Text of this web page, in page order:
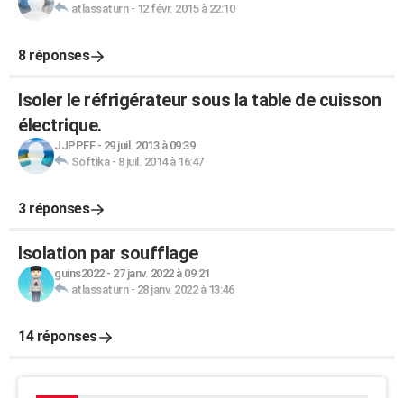
atlassaturn- 12 févr. 2015 à 22:10
8 réponses
Isoler le réfrigérateur sous la table de cuisson
électrique.
JJPPFF- 29 juil. 2013 à 09:39
Softika- 8 juil. 2014 à 16:47
3 réponses
Isolation par soufflage
guins2022- 27 janv. 2022 à 09:21
atlassaturn- 28 janv. 2022 à 13:46
14 réponses